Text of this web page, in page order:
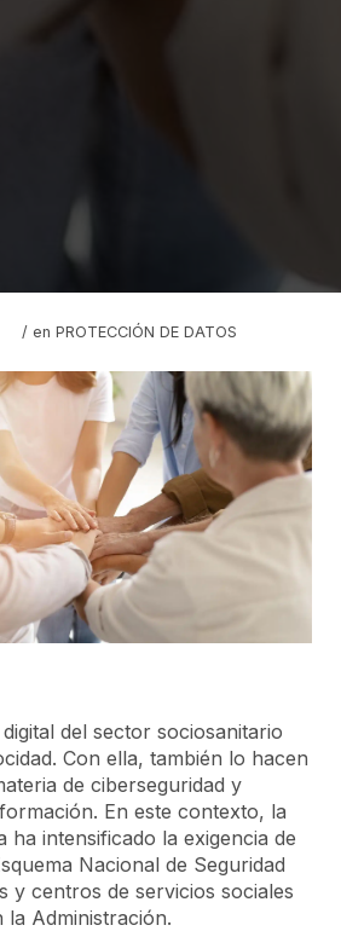
/ enPROTECCIÓN DE DATOS
del sector sociosanitario
Con ella, también lo hacen
de ciberseguridad y
En este contexto, la
ha intensificado la exigencia de
Nacional de Seguridad
y centros de servicios sociales
Administración.